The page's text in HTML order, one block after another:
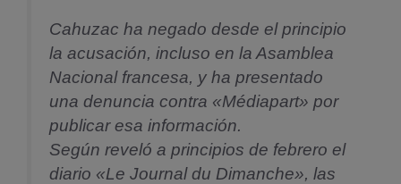
Cahuzac ha negado desde el principio
la acusación, incluso en la Asamblea
Nacional francesa, y ha presentado
una denuncia contra «Médiapart» por
publicar esa información.
Según reveló a principios de febrero el
diario «Le Journal du Dimanche», las